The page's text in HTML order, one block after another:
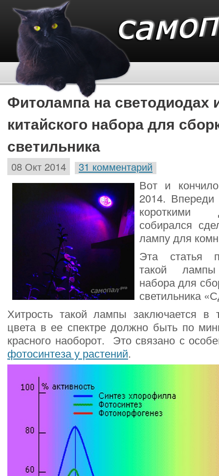
Фитолампа на светодиодах
китайского набора для
светильника
08 Окт 2014 31 комментарий
Вот и
2014. Впереди
собирался
лампу для
Эта статья
такой
набора для
светильника
Хитрость такой лампы заключается в
цвета в ее спектре должно быть по
красного наоборот. Это связано с
фотосинтеза у растений.